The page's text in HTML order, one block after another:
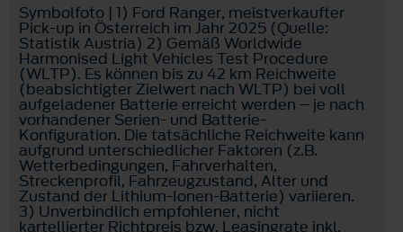
Symbolfoto | 1) Ford Ranger, meistverkaufter
Pick-up in Österreich im Jahr 2025 (Quelle:
Statistik Austria) 2) Gemäß Worldwide
Harmonised Light Vehicles Test Procedure
(WLTP). Es können bis zu 42 km Reichweite
(beabsichtigter Zielwert nach WLTP) bei voll
aufgeladener Batterie erreicht werden – je nach
vorhandener Serien- und Batterie-
Konfiguration. Die tatsächliche Reichweite kann
aufgrund unterschiedlicher Faktoren (z.B.
Wetterbedingungen, Fahrverhalten,
Streckenprofil, Fahrzeugzustand, Alter und
Zustand der Lithium-Ionen-Batterie) variieren.
3) Unverbindlich empfohlener, nicht
kartellierter Richtpreis bzw. Leasingrate inkl.